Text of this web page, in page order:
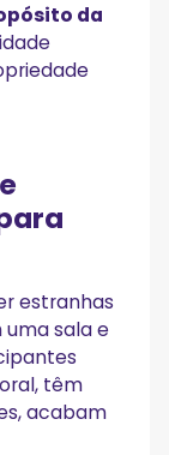
da
estranhas
sala e
têm
acabam